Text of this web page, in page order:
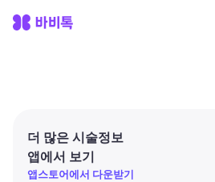
더 많은 시술정보
앱에서 보기
앱스토어에서 다운받기